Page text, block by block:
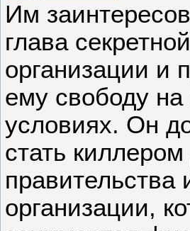
Им
глава секретной
организации и
ему свободу на
условиях. Он
стать
правительства
организации,